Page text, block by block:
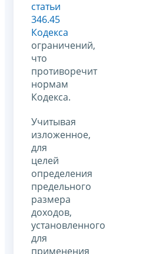
статьи
346.45
Кодекса
ограничений,
что
противоречит
нормам
Кодекса.
Учитывая
изложенное,
для
целей
определения
предельного
размера
доходов,
установленного
для
применения